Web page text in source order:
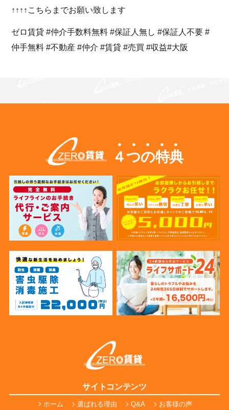
↑↑↑↑こちらまでお願い致します
ゼロ賃貸 #仲介手数料無料 #保証人無し #保証人不要 #
仲手無料 #不動産 #仲介 #賃貸 #売買 #収益#大阪
４つの特典
サイトコンテンツ
ホーム 選ばれる理由 Q&A お客様の声